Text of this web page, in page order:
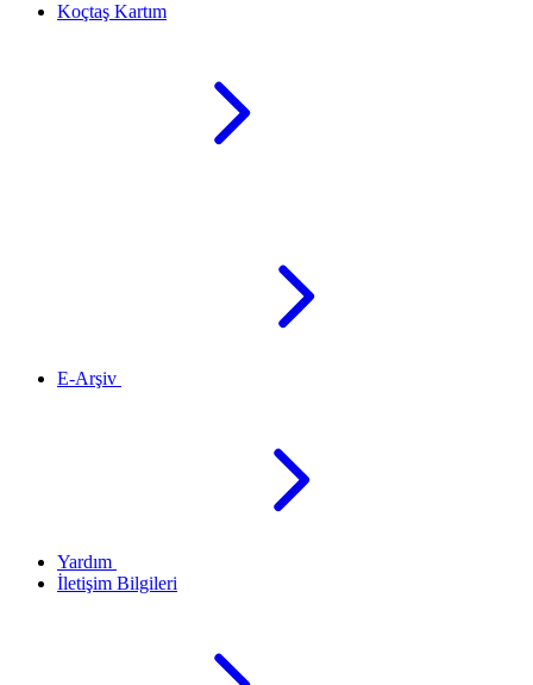
Koçtaş Kartım
E-Arşiv
Yardım
İletişim Bilgileri